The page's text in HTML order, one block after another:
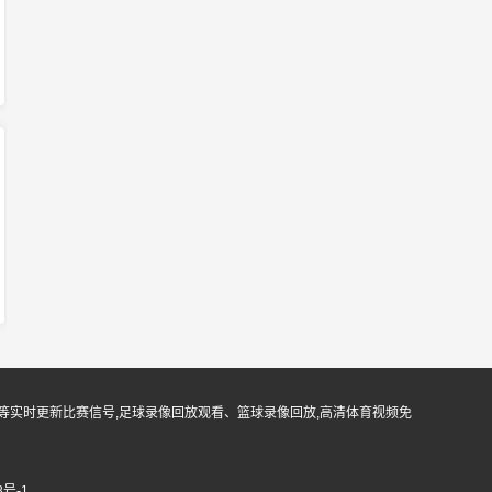
时更新比赛信号,足球录像回放观看、篮球录像回放,高清体育视频免